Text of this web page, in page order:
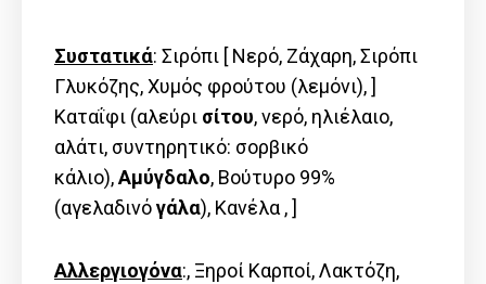
Συστατικά: Σιρόπι [ Νερό, Ζάχαρη, Σιρόπι
Γλυκόζης, Χυμός φρούτου (λεμόνι), ]
Καταΐφι (αλεύρι σίτου, νερό, ηλιέλαιο,
αλάτι, συντηρητικό: σορβικό
κάλιο),Αμύγδαλο, Βούτυρο 99%
(αγελαδινόγάλα), Κανέλα , ]
Αλλεργιογόνα:, Ξηροί Καρποί, Λακτόζη,